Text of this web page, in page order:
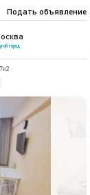
город
Подать объявление